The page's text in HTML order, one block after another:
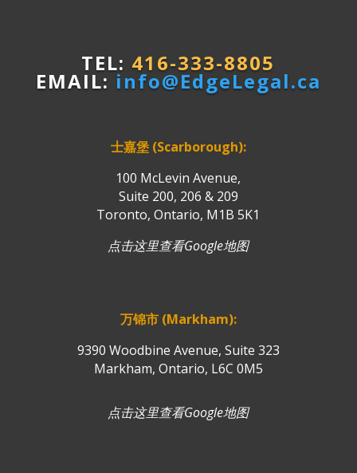
TEL: 416-333-8805
EMAIL: info@EdgeLegal.ca
士嘉堡 (Scarborough):
100 McLevin Avenue,
Suite 200, 206 & 209
Toronto, Ontario, M1B 5K1
点击这里查看Google地图
万锦市 (Markham):
9390 Woodbine Avenue, Suite 323
Markham, Ontario, L6C 0M5
点击这里查看Google地图